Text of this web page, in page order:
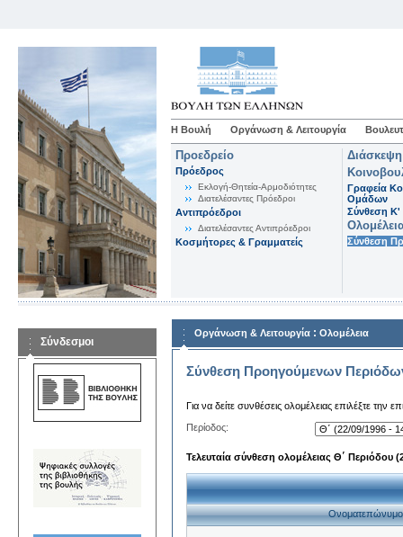
Η Βουλή Οργάνωση & Λειτουργία
Προεδρείο
Πρόεδρος
Εκλογή-Θητεία-Αρμοδιότητες
Διατελέσαντες Πρόεδροι
Αντιπρόεδροι
Διατελέσαντες Αντιπρόεδροι
Κοσμήτορες & Γραμματείς
Γραφεία
Ομάδων
Σύνθεση K'
Σύνθεση
Σύνδεσμοι
Οργάνωση & Λειτουργία : Ολομέλεια
Σύνθεση Προηγούμενων
Για να δείτε συνθέσεις ολομέλειας επιλέξτε την
Περίοδος:
Τελευταία σύνθεση ολομέλειας Θ΄ Περιόδου
Ονοματεπώνυμο